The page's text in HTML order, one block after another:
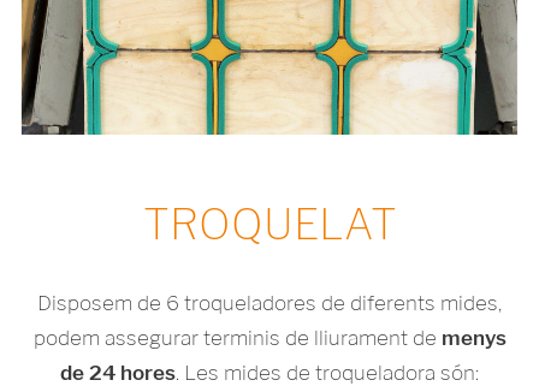
TROQUELAT
Disposem de 6 troqueladores de diferents mides,
podem assegurar terminis de lliurament de menys
de 24 hores. Les mides de troqueladora són: